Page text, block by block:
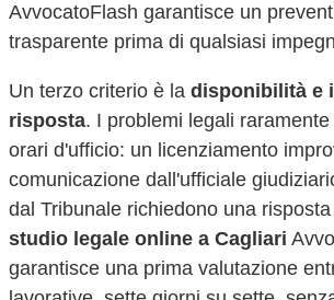
AvvocatoFlash garantisce un
trasparente prima di qualsiasi
Un terzo criterio è la disponibilità e
risposta. I problemi legali
orari d'ufficio: un licenziamento
comunicazione dall'ufficiale
dal Tribunale richiedono una
studio legale online a Cagliari
garantisce una prima valutazione